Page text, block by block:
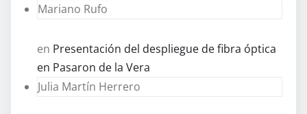
Mariano Rufo
en Presentación del despliegue de fibra óptica
en Pasaron de la Vera
Julia Martín Herrero